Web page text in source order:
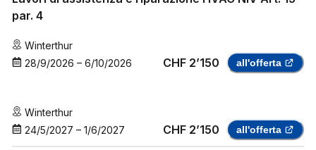
par. 4
Winterthur
28/9/2026 – 6/10/2026 CHF 2’150 all'offerta
Winterthur
24/5/2027 – 1/6/2027 CHF 2’150 all'offerta